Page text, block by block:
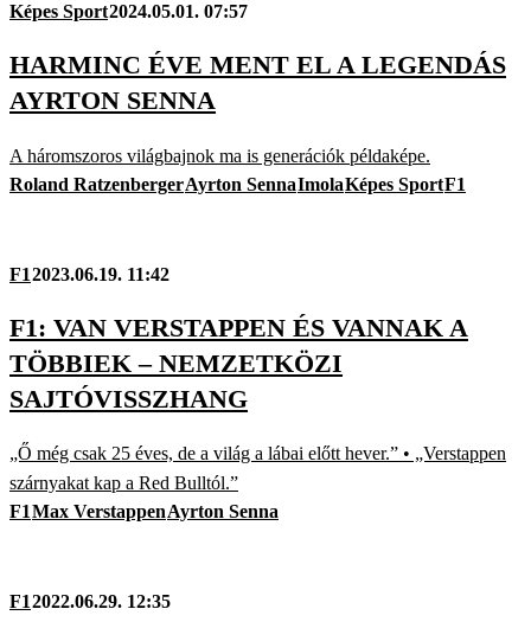
Képes Sport2024.05.01. 07:57
HARMINC ÉVE MENT EL A LEGENDÁS
AYRTON SENNA
A háromszoros világbajnok ma is generációk példaképe.
Roland RatzenbergerAyrton SennaImolaKépes SportF1
F12023.06.19. 11:42
F1: VAN VERSTAPPEN ÉS VANNAK A
TÖBBIEK – NEMZETKÖZI
SAJTÓVISSZHANG
„Ő még csak 25 éves, de a világ a lábai előtt hever.” • „Verstappen
szárnyakat kap a Red Bulltól.”
F1Max VerstappenAyrton Senna
F12022.06.29. 12:35